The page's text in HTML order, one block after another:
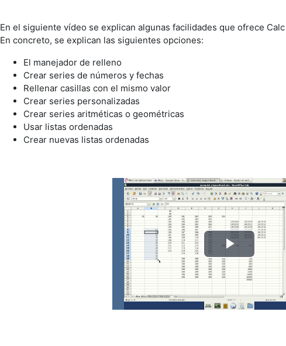
En el siguiente vídeo se explican algunas facilidades que ofrece
En concreto, se explican las siguientes opciones:
El manejador de relleno
Crear series de números y fechas
Rellenar casillas con el mismo valor
Crear series personalizadas
Crear series aritméticas o geométricas
Usar listas ordenadas
Crear nuevas listas ordenadas
Vídeo